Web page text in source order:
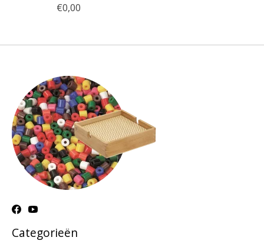
€0,00
Categorieën